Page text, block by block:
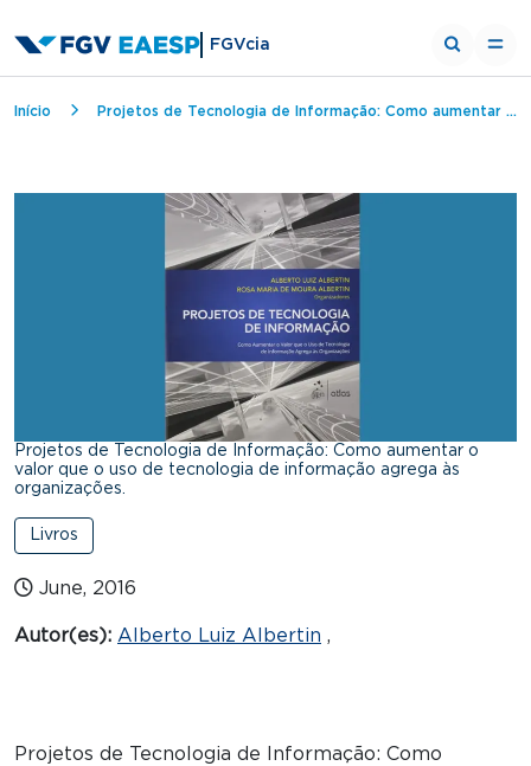
FGVcia
Breadcrumb
Início Projetos de Tecnologia de Informação: Como aumentar o valor que o uso de tecnologia de informação agrega às organizações.
Projetos de Tecnologia de Informação: Como aumentar o
valor que o uso de tecnologia de informação agrega às
organizações.
Livros
June, 2016
Autor(es): Alberto Luiz Albertin ,
Projetos de Tecnologia de Informação: Como